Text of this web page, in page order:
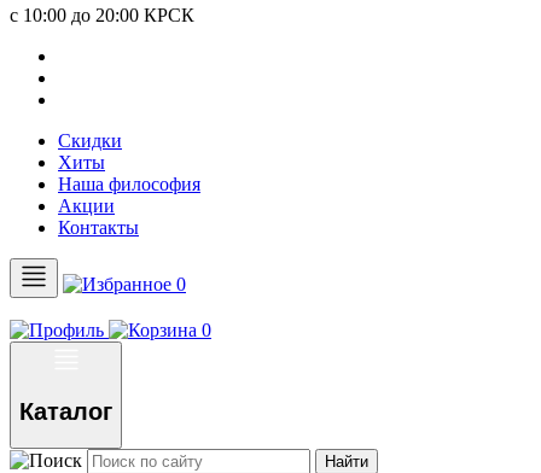
c 10:00 до 20:00 КРСК
Скидки
Хиты
Наша философия
Акции
Контакты
0
0
Каталог
Найти